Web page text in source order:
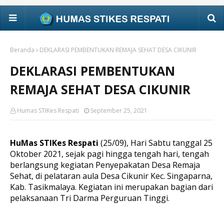
Beranda DEKLARASI PEMBENTUKAN REMAJA SEHAT DESA CIKUNIR
DEKLARASI PEMBENTUKAN
REMAJA SEHAT DESA CIKUNIR
Humas STIKes Respati September 25, 2021
HuMas STIKes Respati (25/09), Hari Sabtu tanggal 25
Oktober 2021, sejak pagi hingga tengah hari, tengah
berlangsung kegiatan Penyepakatan Desa Remaja
Sehat, di pelataran aula Desa Cikunir Kec. Singaparna,
Kab. Tasikmalaya. Kegiatan ini merupakan bagian dari
pelaksanaan Tri Darma Perguruan Tinggi.